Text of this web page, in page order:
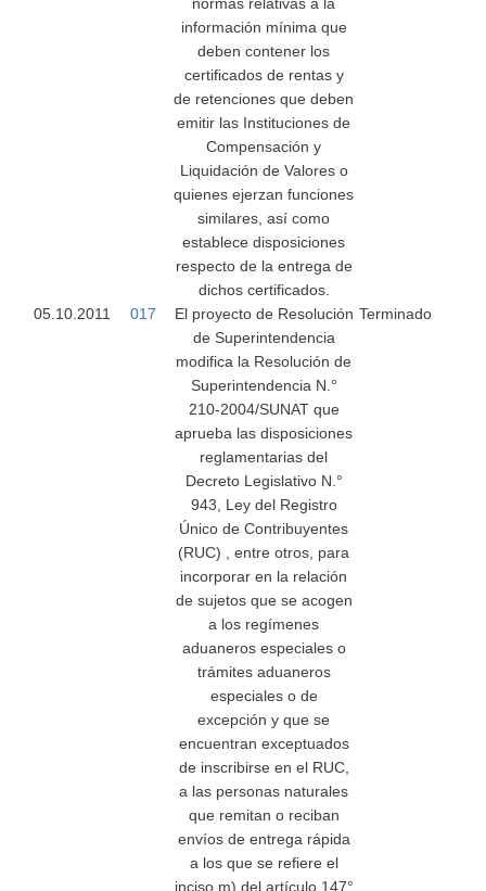
información mínima que
deben contener los
certificados de rentas y
de retenciones que deben
emitir las Instituciones de
Compensación y
Liquidación de Valores o
quienes ejerzan funciones
similares, así como
establece disposiciones
respecto de la entrega de
dichos certificados.
05.10.2011
017
El proyecto de Resolución
de Superintendencia
modifica la Resolución de
Superintendencia N.°
210-2004/SUNAT que
aprueba las disposiciones
reglamentarias del
Decreto Legislativo N.°
943, Ley del Registro
Único de Contribuyentes
(RUC) , entre otros, para
incorporar en la relación
de sujetos que se acogen
a los regímenes
aduaneros especiales o
trámites aduaneros
especiales o de
excepción y que se
encuentran exceptuados
de inscribirse en el RUC,
a las personas naturales
que remitan o reciban
envíos de entrega rápida
a los que se refiere el
inciso m) del artículo 147°
Terminado